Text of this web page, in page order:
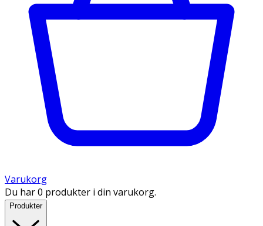
Varukorg
Du har 0 produkter i din varukorg.
Produkter